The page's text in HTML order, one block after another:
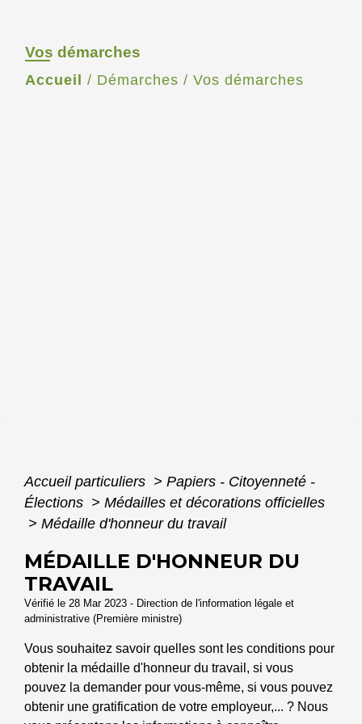
Vos démarches
Accueil / Démarches / Vos démarches
Accueil particuliers > Papiers - Citoyenneté -
Élections > Médailles et décorations officielles
> Médaille d'honneur du travail
MÉDAILLE D'HONNEUR DU
TRAVAIL
Vérifié le 28 Mar 2023 - Direction de l'information légale et
administrative (Première ministre)
Vous souhaitez savoir quelles sont les conditions pour
obtenir la médaille d'honneur du travail, si vous
pouvez la demander pour vous-même, si vous pouvez
obtenir une gratification de votre employeur,... ? Nous